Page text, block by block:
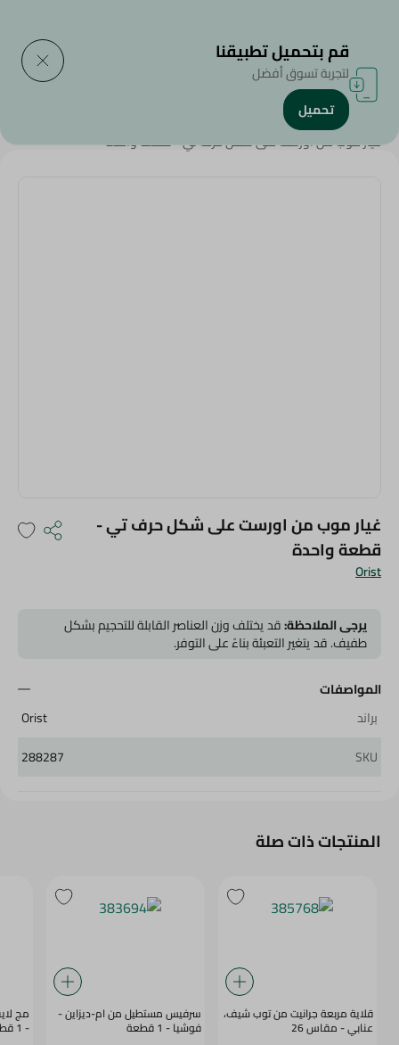
الرئيسية/المنزل والحديقة
غيار موب من اورست على شكل حرف تي - قطعة واحدة
Orist
غيار موب من اورست على شكل حرف تي -
قطعة واحدة
يرجى الملاحظة:قد يختلف وزن العناصر القابلة للتحجيم بشكل
طفيف. قد يتغير التعبئة بناءً على التوفر.
المواصفات
براند
Orist
SKU
288287
المنتجات ذات صلة
قلاية مربعة جرانيت من توب شيف،
عنابي - مقاس 26
سرفيس مستطيل من ام-ديزاين -
فوشيا - 1 قطعة
مج
- 1 قطعة
قم بتحميل تطبيقنا
لتجربة تسوق أفضل
تحميل